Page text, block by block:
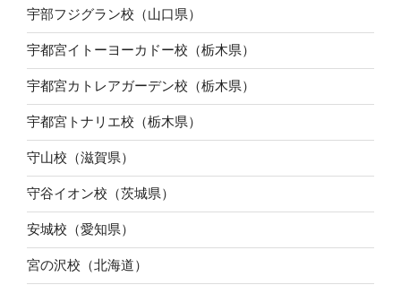
宇部フジグラン校（山口県）
宇都宮イトーヨーカドー校（栃木県）
宇都宮カトレアガーデン校（栃木県）
宇都宮トナリエ校（栃木県）
守山校（滋賀県）
守谷イオン校（茨城県）
安城校（愛知県）
宮の沢校（北海道）